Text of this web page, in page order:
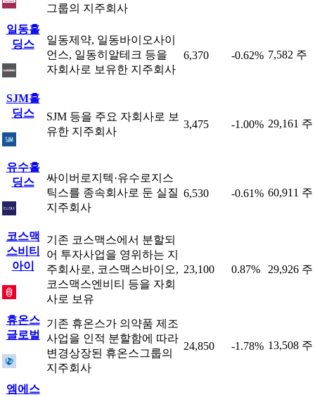
그룹의 지주회사
일동홀
딩스
일동제약, 일동바이오사이
언스, 일동히알테크 등을
자회사로 보유한 지주회사
6,370 -0.62% 7,582 주
SJM홀
딩스
SJM 등을 주요 자회사로 보
유한 지주회사
3,475 -1.00% 29,161 주
유수홀
딩스
싸이버로지텍·유수로지스
틱스를 종속회사로 둔 실질
지주회사
6,530 -0.61% 60,911 주
코스맥
스비티
아이
기존 코스맥스에서 분할되
어 투자사업을 영위하는 지
주회사로, 코스맥스바이오,
코스맥스엔비티 등을 자회
사로 보유
23,100 0.87% 29,926 주
휴온스
글로벌
기존 휴온스가 의약품 제조
사업을 인적 분할함에 따라
변경상장된 휴온스그룹의
지주회사
24,850 -1.78% 13,508 주
엠에스